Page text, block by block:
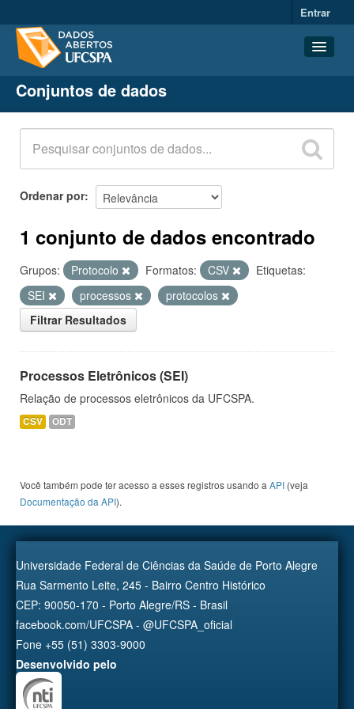
Entrar
Conjuntos de dados
Organizações
Grupos
Sobre
Conjuntos de dados
Ordenar por
1 conjunto de dados encontrado
Grupos: Protocolo Formatos: CSV
Etiquetas:
SEI
processos
protocolos
Filtrar Resultados
Processos Eletrônicos (SEI)
Relação de processos eletrônicos da UFCSPA.
CSV ODT
Você também pode ter acesso a esses registros usando a API (veja
Documentação da API).
Universidade Federal de Ciências da Saúde de Porto Alegre
Rua Sarmento Leite, 245 - Bairro Centro Histórico
CEP: 90050-170 - Porto Alegre/RS - Brasil
facebook.com/UFCSPA - @UFCSPA_oficial
Fone +55 (51) 3303-9000
Desenvolvido pelo